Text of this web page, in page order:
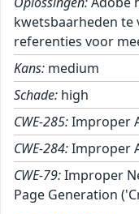
kwetsbaarheden te
referenties voor
Kans: medium
Schade: high
CWE-285:Improper
CWE-284:Improper
CWE-79:Improper
Page Generation